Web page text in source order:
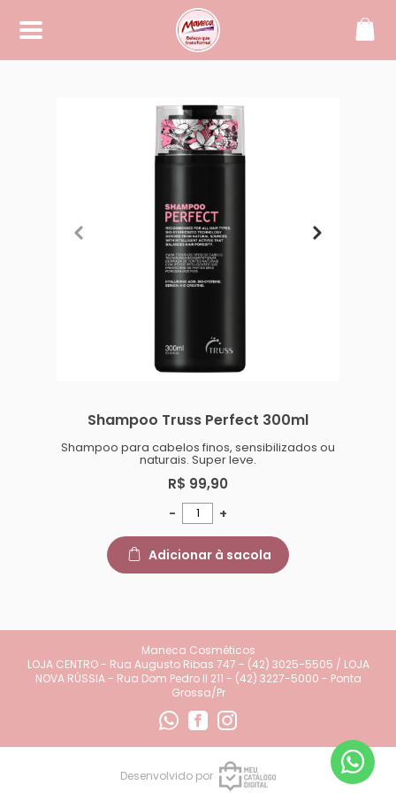
Maneca, beleza que transforma!
manecacosmeticos@yahoo.
Shampoo Truss Perfect 300ml
Shampoo para cabelos finos, sensibilizados ou
naturais. Super leve.
R$ 99,90
- +
Adicionar à sacola
Maneca Cosméticos
LOJA CENTRO - Rua Augusto Ribas 747 - (42) 3025-5505 / LOJA
NOVA RÚSSIA - Rua Dom Pedro II 211 - (42) 3227-5000 - Ponta
Grossa/Pr
Desenvolvido por